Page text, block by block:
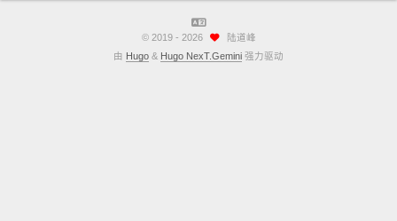
© 2019 - 2026
陆道峰
由 Hugo & Hugo NexT.Gemini 强力驱动